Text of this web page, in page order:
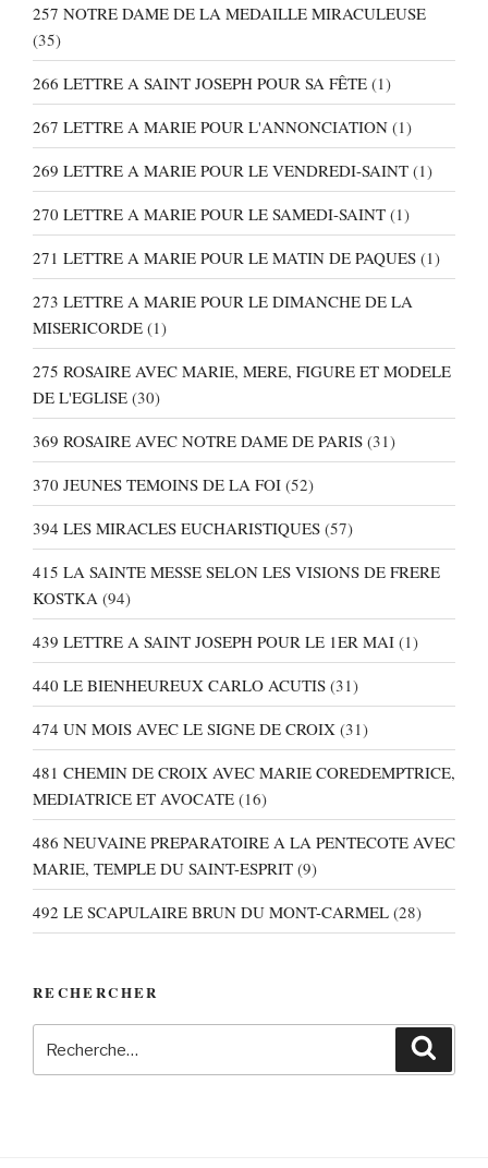
257 NOTRE DAME DE LA MEDAILLE MIRACULEUSE
(35)
266 LETTRE A SAINT JOSEPH POUR SA FÊTE (1)
267 LETTRE A MARIE POUR L'ANNONCIATION (1)
269 LETTRE A MARIE POUR LE VENDREDI-SAINT (1)
270 LETTRE A MARIE POUR LE SAMEDI-SAINT (1)
271 LETTRE A MARIE POUR LE MATIN DE PAQUES (1)
273 LETTRE A MARIE POUR LE DIMANCHE DE LA
MISERICORDE (1)
275 ROSAIRE AVEC MARIE, MERE, FIGURE ET MODELE
DE L'EGLISE (30)
369 ROSAIRE AVEC NOTRE DAME DE PARIS (31)
370 JEUNES TEMOINS DE LA FOI (52)
394 LES MIRACLES EUCHARISTIQUES (57)
415 LA SAINTE MESSE SELON LES VISIONS DE FRERE
KOSTKA (94)
439 LETTRE A SAINT JOSEPH POUR LE 1ER MAI (1)
440 LE BIENHEUREUX CARLO ACUTIS (31)
474 UN MOIS AVEC LE SIGNE DE CROIX (31)
481 CHEMIN DE CROIX AVEC MARIE COREDEMPTRICE,
MEDIATRICE ET AVOCATE (16)
486 NEUVAINE PREPARATOIRE A LA PENTECOTE AVEC
MARIE, TEMPLE DU SAINT-ESPRIT (9)
492 LE SCAPULAIRE BRUN DU MONT-CARMEL (28)
RECHERCHER
pour